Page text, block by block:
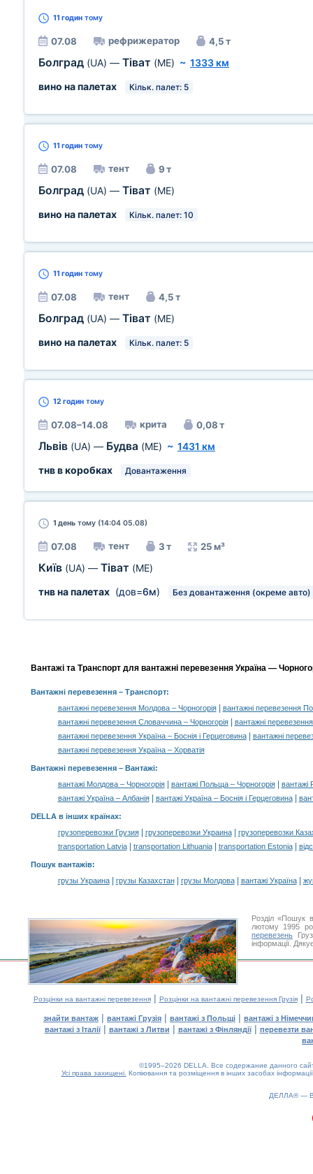
11 годин тому
07.08 рефрижератор 4,5 т
Болград (UA) — Тіват (ME) ~ 1333 км
вино на палетах
Кільк. палет: 5
11 годин тому
07.08 тент 9 т
Болград (UA) — Тіват (ME)
вино на палетах
Кільк. палет: 10
11 годин тому
07.08 тент 4,5 т
Болград (UA) — Тіват (ME)
вино на палетах
Кільк. палет: 5
12 годин тому
07.08–14.08 крита 0,08 т
Львів (UA) — Будва (ME) ~ 1431 км
тнв в коробках
Довантаження
1 день тому (14:04 05.08)
07.08 тент 3 т 25 м³
Київ (UA) — Тіват (ME)
тнв на палетах (дов=6м) Без довантаження (окреме авто)
Вантажі та Транспорт для вантажні перевезення Україна —
Вантажні перевезення– Транспорт:
вантажні перевезення Молдова – Чорногорія|
вантажні перевезення
вантажні перевезення Словаччина – Чорногорія|
вантажні
вантажні перевезення Україна – Боснія і Герцеговина|
вантажні
вантажні перевезення Україна – Хорватія
Вантажні перевезення – Вантажі:
вантажі Молдова – Чорногорія| вантажі Польща – Чорногорія|
вантажі
вантажі Україна – Албанія| вантажі Україна – Боснія і Герцеговина|
DELLA в інших країнах:
грузоперевозки Грузия| грузоперевозки Украина|
грузоперевозки
transportation Latvia| transportation Lithuania| transportation Estonia|
Пошук вантажів:
грузы Украина| грузы Казахстан| грузы Молдова| вантажі Україна|
Розділ «Пошук
лютому 1995
перевезень
інформації.
Розцінки на вантажні перевезення| Розцінки на вантажні перевезення Грузія|
знайти вантаж | вантажі Грузія | вантажі з Польщі | вантажі з
вантажі з Італії| вантажі з Литви | вантажі з Фінляндії| перевезти
©1995–2026 DELLA. Все содержание данного
Усі права захищені. Копіювання та розміщення в інших засобах
ДЕЛЛА® —